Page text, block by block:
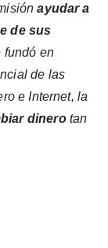
ayudar a
de sus
fundó en
de las
e Internet, la
dinerotan